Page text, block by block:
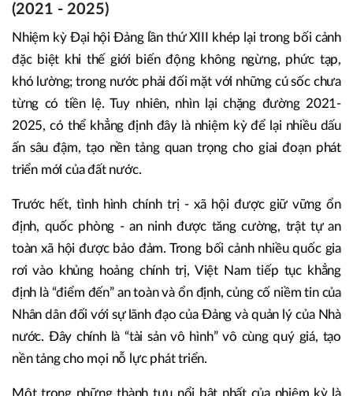
(2021 - 2025)
Nhiệm kỳ Đại hội Đảng lần thứ XIII khép lại trong bối cảnh
đặc biệt khi thế giới biến động không ngừng, phức tạp,
khó lường; trong nước phải đối mặt với những cú sốc chưa
từng có tiền lệ. Tuy nhiên, nhìn lại chặng đường 2021-
2025, có thể khẳng định đây là nhiệm kỳ để lại nhiều dấu
ấn sâu đậm, tạo nền tảng quan trọng cho giai đoạn phát
triển mới của đất nước.
Trước hết, tình hình chính trị - xã hội được giữ vững ổn
định, quốc phòng - an ninh được tăng cường, trật tự an
toàn xã hội được bảo đảm. Trong bối cảnh nhiều quốc gia
rơi vào khủng hoảng chính trị, Việt Nam tiếp tục khẳng
định là “điểm đến” an toàn và ổn định, củng cố niềm tin của
Nhân dân đối với sự lãnh đạo của Đảng và quản lý của Nhà
nước. Đây chính là “tài sản vô hình” vô cùng quý giá, tạo
nền tảng cho mọi nỗ lực phát triển.
Một trong những thành tựu nổi bật nhất của nhiệm kỳ là